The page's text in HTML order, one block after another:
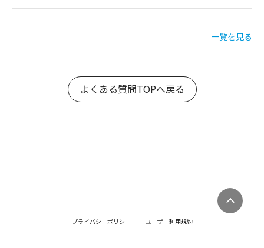
一覧を見る
よくある質問TOPへ戻る
プライバシーポリシー
ユーザー利用規約